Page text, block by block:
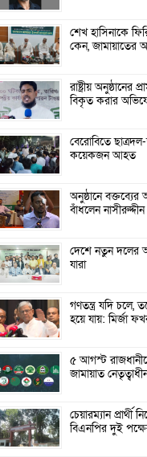
শেখ হাসিনাকে
কেন, জামায়াতের
রাষ্ট্রীয় অনুষ্ঠানের
বিকৃত করার
বেরোবিতে ছাত্রদল-
কয়েকজন আহত
অনুষ্ঠানে
বাঁধলেন
দেশে নতুন দলের
যারা
গণতন্ত্র যদি চলে,
হয়ে যায়: মির্জা
৫ আগস্ট
জামায়াত
চেয়ারম্যান প্রার্থী
বিএনপির দুই